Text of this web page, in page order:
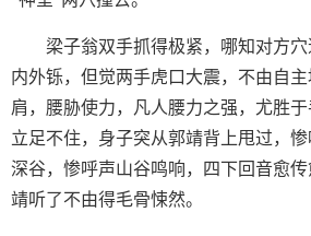
梁子翁双手抓得极紧，哪知对方
内外铄，但觉两手虎口大震，不由自
肩，腰胁使力，凡人腰力之强，尤胜
立足不住，身子突从郭靖背上甩过，
深谷，惨呼声山谷鸣响，四下回音愈
靖听了不由得毛骨悚然。